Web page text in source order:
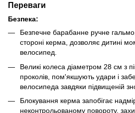
Переваги
Безпека:
Безпечне барабанне ручне
стороні керма, дозволяє дитині
велосипед.
Великі колеса діаметром 28 см з
проколів, пом'якшують удари і
велосипеда завдяки підвищеній
Блокування керма запобігає
неконтрольованому повороту,